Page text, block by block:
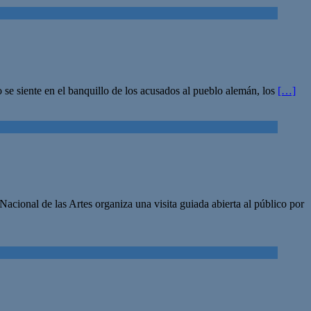
siente en el banquillo de los acusados al pueblo alemán, los […]
de las Artes organiza una visita guiada abierta al público por